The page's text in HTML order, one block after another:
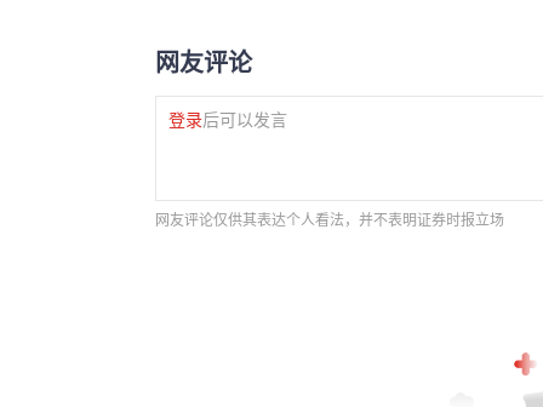
网友评论
登录后可以发言
网友评论仅供其表达个人看法，并不表明证券时报立场